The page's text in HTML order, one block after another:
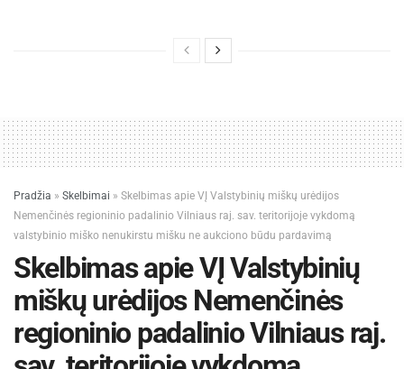
Pradžia » Skelbimai » Skelbimas apie VĮ Valstybinių miškų urėdijos
Nemenčinės regioninio padalinio Vilniaus raj. sav. teritorijoje vykdomą
valstybinio miško nenukirstu mišku ne aukciono būdu pardavimą
Skelbimas apie VĮ Valstybinių
miškų urėdijos Nemenčinės
regioninio padalinio Vilniaus raj.